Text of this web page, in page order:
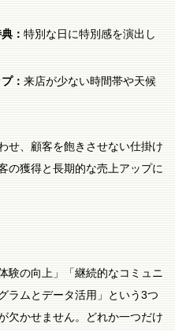
： 特別な日に特別感を演出し
： 来店が少ない時間帯や天候
せ、顧客を飽きさせない仕掛け
の獲得と長期的な売上アップに
験の向上」「継続的なコミュニ
ラムとデータ活用」という3つ
欠かせません。どれか一つだけ